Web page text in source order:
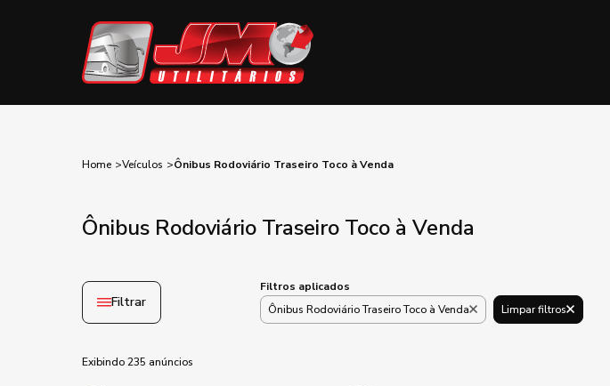
Home Veículos Ônibus Rodoviário Traseiro Toco à Venda
Ônibus Rodoviário Traseiro Toco à Venda
Filtrar
Filtros aplicados
Ônibus Rodoviário Traseiro Toco à Venda
Limpar filtros
Exibindo 235 anúncios